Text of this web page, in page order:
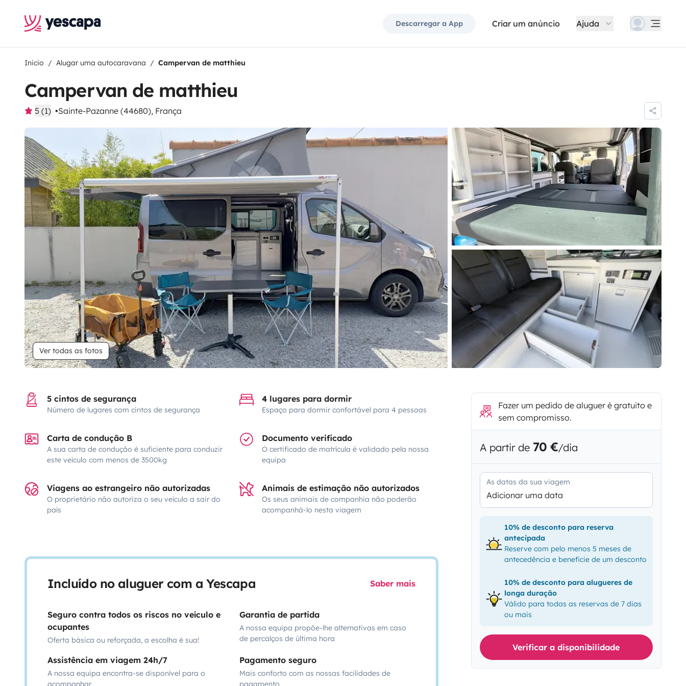
Descarregar a App Criar um anúncio Ajuda
Inicio Alugar uma autocaravana Campervan de matthieu
Campervan de matthieu
5 (1) Sainte-Pazanne (44680), França
Ver todas as fotos
5 cintos de segurança
Número de lugares com cintos de segurança
4 lugares para dormir
Espaço para dormir confortável para 4 pessoas
Carta de condução B
A sua carta de condução é suficiente para conduzir
este veículo com menos de 3500kg
Documento verificado
O certificado de matrícula é validado pela nossa
equipa
Viagens ao estrangeiro não autorizadas
O proprietário não autoriza o seu veículo a sair do
país
Animais de estimação não autorizados
Os seus animais de companhia não poderão
acompanhá-lo nesta viagem
Incluído no aluguer com a Yescapa Saber mais
Seguro contra todos os riscos no veículo e
ocupantes
Oferta básica ou reforçada, a escolha é sua!
Garantia de partida
A nossa equipa propõe-lhe alternativas em caso
de percalços de última hora
Assistência em viagem 24h/7
A nossa equipa encontra-se disponível para o
acompanhar
Pagamento seguro
Mais conforto com as nossas facilidades de
pagamento
Fazer um pedido de aluguer é gratuito e
sem compromisso.
A partir de 70 €/dia
As datas da sua viagem
Adicionar uma data
10% de desconto para reserva
antecipada
Reserve com pelo menos 5 meses de
antecedência e beneficie de um desconto
10% de desconto para alugueres de
longa duração
Válido para todas as reservas de 7 dias
ou mais
Verificar a disponibilidade